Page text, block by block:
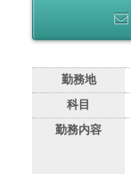
勤務地
科目
勤務内容